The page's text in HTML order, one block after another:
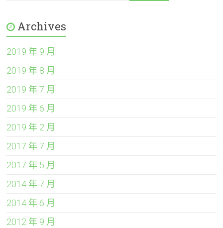
Archives
2019 年 9 月
2019 年 8 月
2019 年 7 月
2019 年 6 月
2019 年 2 月
2017 年 7 月
2017 年 5 月
2014 年 7 月
2014 年 6 月
2012 年 9 月